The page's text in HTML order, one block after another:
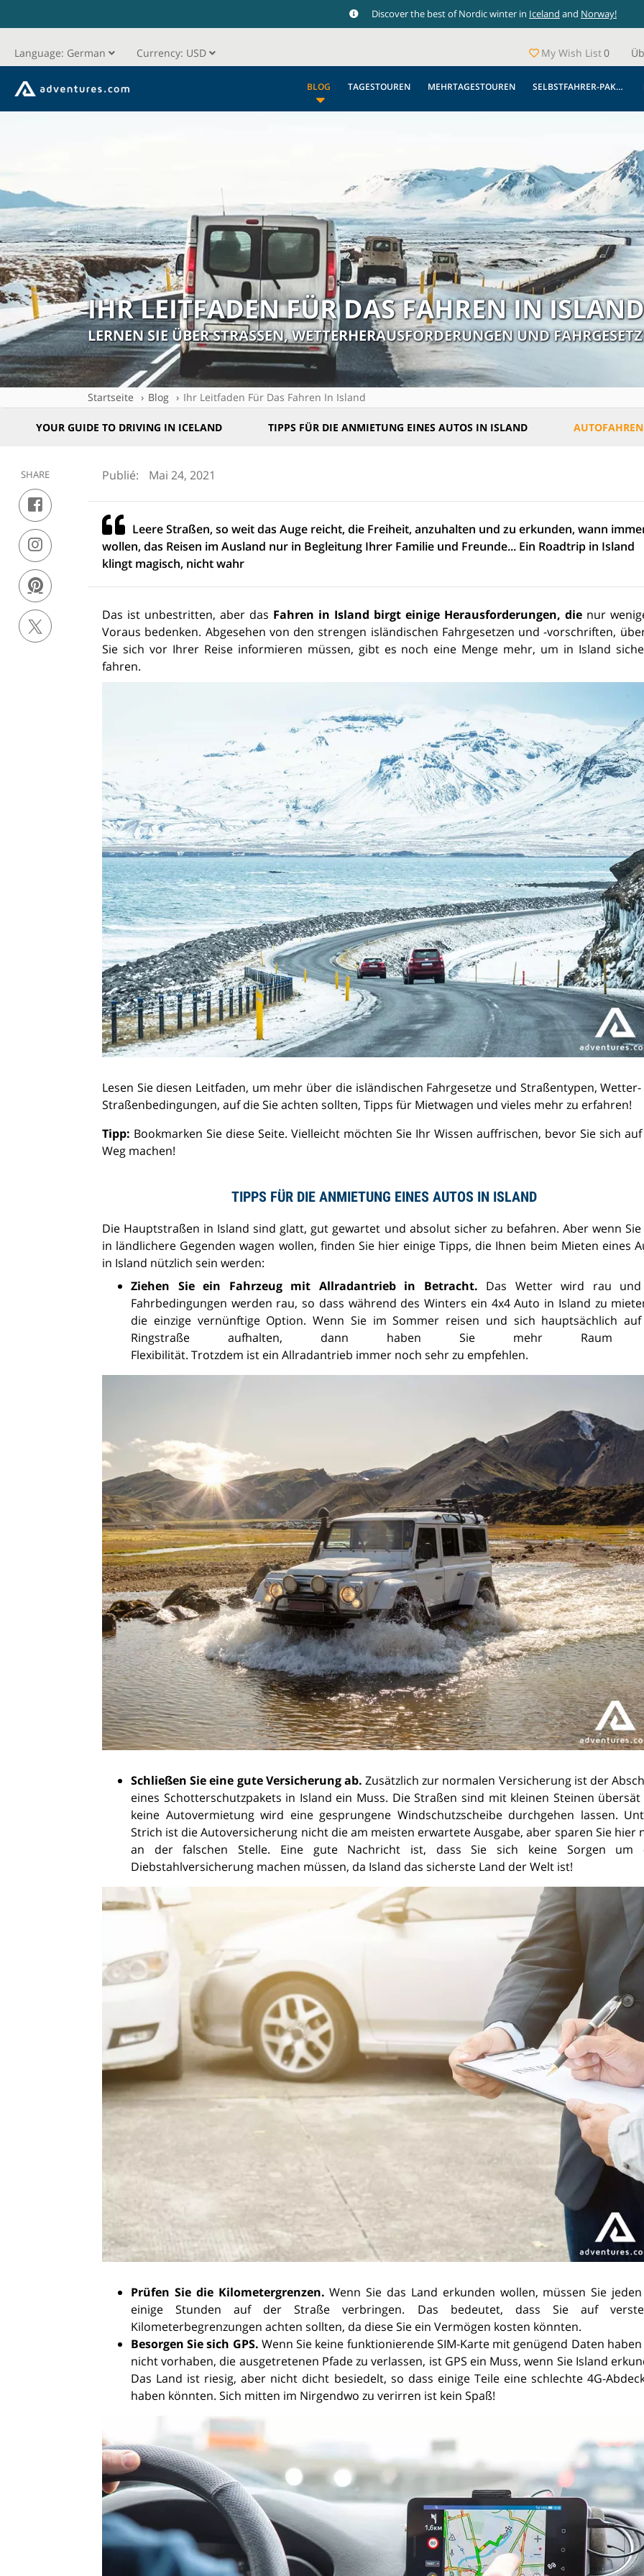
Discover the best of Nordic winter in Iceland and Norway!
Language: German Currency: USD My Wish List0
BLOG TAGESTOUREN MEHRTAGESTOUREN SELBSTFAHRER-PAKETE
IHR LEITFADEN FÜR DAS FAHREN IN ISLAND
LERNEN SIE ÜBER STRASSEN, WETTERHERAUSFORDERUNGEN UND
Startseite Blog Ihr Leitfaden Für Das Fahren In Island
YOUR GUIDE TO DRIVING IN ICELAND TIPPS FÜR DIE ANMIETUNG EINES AUTOS IN ISLAND
SHARE Publié: Mai 24, 2021
Leere Straßen, so weit das Auge reicht, die Freiheit, anzuhalten und zu erkunden, wann
wollen, das Reisen im Ausland nur in Begleitung Ihrer Familie und Freunde... Ein Roadtrip in Island
klingt magisch, nicht wahr
Das ist unbestritten, aber das Fahren in Island birgt einige Herausforderungen, die nur
Voraus bedenken. Abgesehen von den strengen isländischen Fahrgesetzen und -vorschriften,
Sie sich vor Ihrer Reise informieren müssen, gibt es noch eine Menge mehr, um in Island
fahren.
Lesen Sie diesen Leitfaden, um mehr über die isländischen Fahrgesetze und Straßentypen,
Straßenbedingungen, auf die Sie achten sollten, Tipps für Mietwagen und vieles mehr zu erfahren!
Tipp: Bookmarken Sie diese Seite. Vielleicht möchten Sie Ihr Wissen auffrischen, bevor Sie sich
Weg machen!
TIPPS FÜR DIE ANMIETUNG EINES AUTOS IN ISLAND
Die Hauptstraßen in Island sind glatt, gut gewartet und absolut sicher zu befahren. Aber wenn Sie
in ländlichere Gegenden wagen wollen, finden Sie hier einige Tipps, die Ihnen beim Mieten eines
in Island nützlich sein werden:
Ziehen Sie ein Fahrzeug mit Allradantrieb in Betracht. Das Wetter wird rau
Fahrbedingungen werden rau, so dass während des Winters ein 4x4 Auto in Island zu
die einzige vernünftige Option. Wenn Sie im Sommer reisen und sich hauptsächlich
Ringstraße aufhalten, dann haben Sie mehr Raum
Flexibilität. Trotzdem ist ein Allradantrieb immer noch sehr zu empfehlen.
Schließen Sie eine gute Versicherung ab. Zusätzlich zur normalen Versicherung ist der
eines Schotterschutzpakets in Island ein Muss. Die Straßen sind mit kleinen Steinen
keine Autovermietung wird eine gesprungene Windschutzscheibe durchgehen lassen.
Strich ist die Autoversicherung nicht die am meisten erwartete Ausgabe, aber sparen Sie hier
an der falschen Stelle. Eine gute Nachricht ist, dass Sie sich keine Sorgen um
Diebstahlversicherung machen müssen, da Island das sicherste Land der Welt ist!
Prüfen Sie die Kilometergrenzen. Wenn Sie das Land erkunden wollen, müssen Sie
einige Stunden auf der Straße verbringen. Das bedeutet, dass Sie auf
Kilometerbegrenzungen achten sollten, da diese Sie ein Vermögen kosten könnten.
Besorgen Sie sich GPS. Wenn Sie keine funktionierende SIM-Karte mit genügend Daten
nicht vorhaben, die ausgetretenen Pfade zu verlassen, ist GPS ein Muss, wenn Sie Island
Das Land ist riesig, aber nicht dicht besiedelt, so dass einige Teile eine schlechte 4G-
haben könnten. Sich mitten im Nirgendwo zu verirren ist kein Spaß!